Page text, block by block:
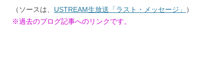
（ソースは、 USTREAM生放送「ラスト・メッセージ」
）
※過去のブログ記事へのリンクです。